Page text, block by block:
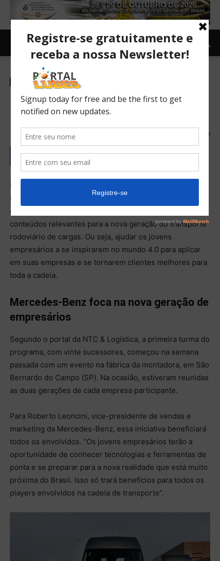
Indústria TOPNEWS
Mercedes-Benz foca na nova
geração de empresários
30/08/2018 339
Mercedes-Benz foca na nova geração de empresários. A
Mercedes-Benz criou o projeto Cliente 4.0, que tem
como objetivo proporcionar experiências e compartilhar
conteúdos relevantes para a nova geração do transporte
rodoviário de cargas. Ou seja, ajudar os jovens
empresários a se inspirarem no mundo 4.0 para aplicar
em suas empresas e se tornarem clientes melhores para
toda a cadeia.
Mercedes-Benz foca na nova geração de
empresários
Segundo o portal da NTC & Logística, a primeira turma do
programa, com vinte sucessores, começou na semana
passada com um evento na fábrica da montadora, em São
Bernardo do Campo (SP). Na ocasião, estiveram reunidas
as duas gerações de cada empresa participante.
Para Roberto Leoncini, vice-presidente de vendas e
marketing da Mercedes-Benz, essa iniciativa beneficiará
todos os envolvidos. “Os jovens empresários terão a
oportunidade de conhecer tecnologias e ferramentas de
ponta e se preparar para a nova realidade que está muito
próxima do Brasil. Isso só trará benefícios para todos os
players envolvidos na cadeia de transporte”.